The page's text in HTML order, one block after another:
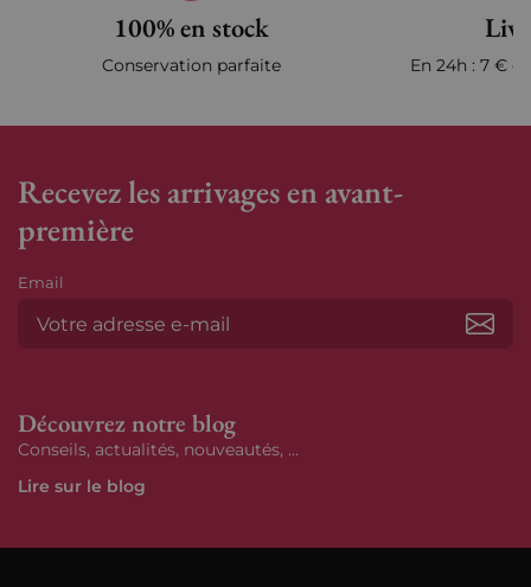
100% en stock
Conservation parfaite En 24h : 7 €
Recevez les arrivages en avant-
première
Email
Découvrez notre blog
Conseils, actualités, nouveautés, ...
Lire sur le blog